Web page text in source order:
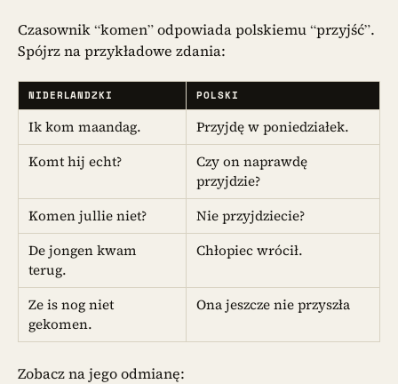
Czasownik “komen” odpowiada polskiemu “przyjść”.
Spójrz na przykładowe zdania:
NIDERLANDZKI POLSKI
Ik kom maandag.
Przyjdę w poniedziałek.
Komt hij echt?
Czy on naprawdę
przyjdzie?
Komen jullie niet?
Nie przyjdziecie?
De jongen kwam
terug.
Chłopiec wrócił.
Ze is nog niet
gekomen.
Ona jeszcze nie przyszła
Zobacz na jego odmianę: